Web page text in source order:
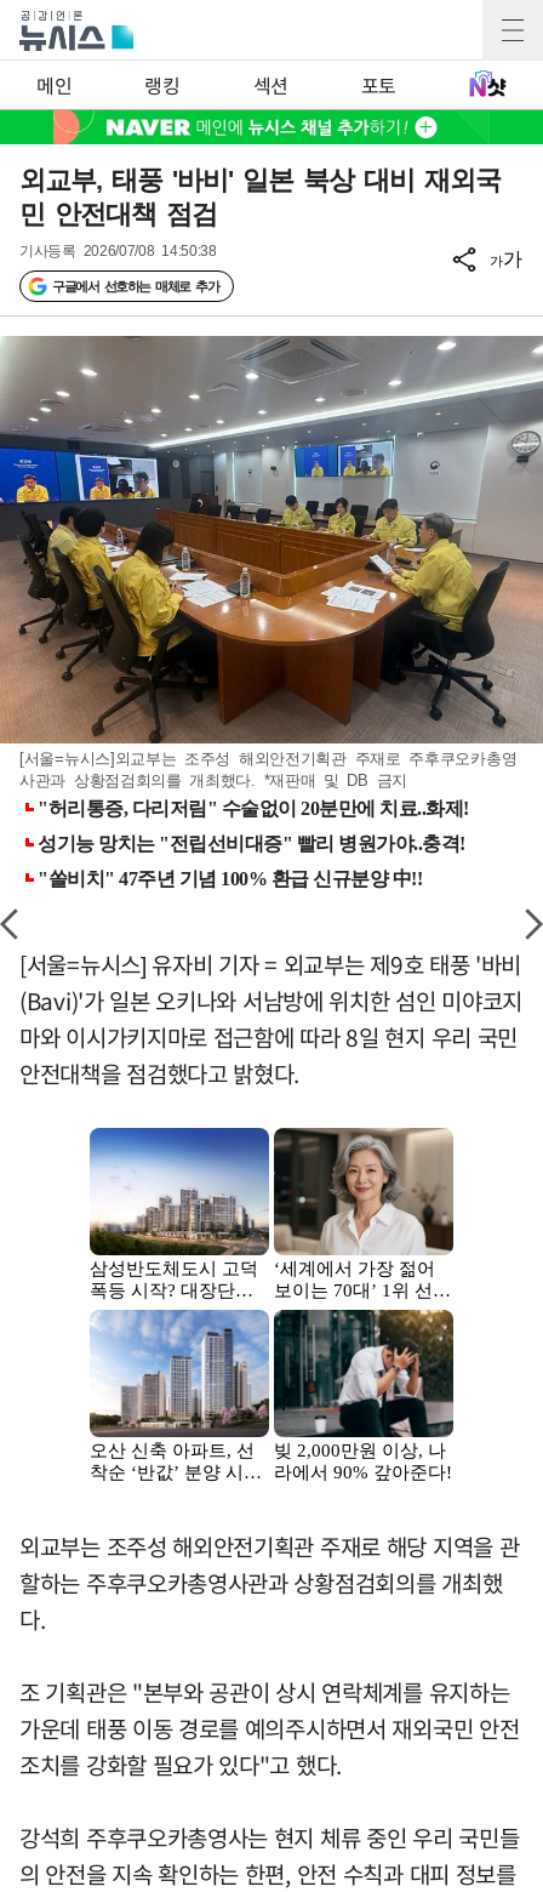
메인 랭킹 섹션 포토
외교부, 태풍 '바비' 일본 북상 대비 재외국
민 안전대책 점검
기사등록 2026/07/08 14:50:38
구글에서 선호하는 매체로 추가
가가
[서울=뉴시스]외교부는 조주성 해외안전기획관 주재로 주후쿠오카총영
사관과 상황점검회의를 개최했다. *재판매 및 DB 금지
[서울=뉴시스] 유자비 기자 = 외교부는 제9호 태풍 '바비
(Bavi)'가 일본 오키나와 서남방에 위치한 섬인 미야코지
마와 이시가키지마로 접근함에 따라 8일 현지 우리 국민
안전대책을 점검했다고 밝혔다.
외교부는 조주성 해외안전기획관 주재로 해당 지역을 관
할하는 주후쿠오카총영사관과 상황점검회의를 개최했
다.
조 기획관은 "본부와 공관이 상시 연락체계를 유지하는
가운데 태풍 이동 경로를 예의주시하면서 재외국민 안전
조치를 강화할 필요가 있다"고 했다.
강석희 주후쿠오카총영사는 현지 체류 중인 우리 국민들
의 안전을 지속 확인하는 한편, 안전 수칙과 대피 정보를